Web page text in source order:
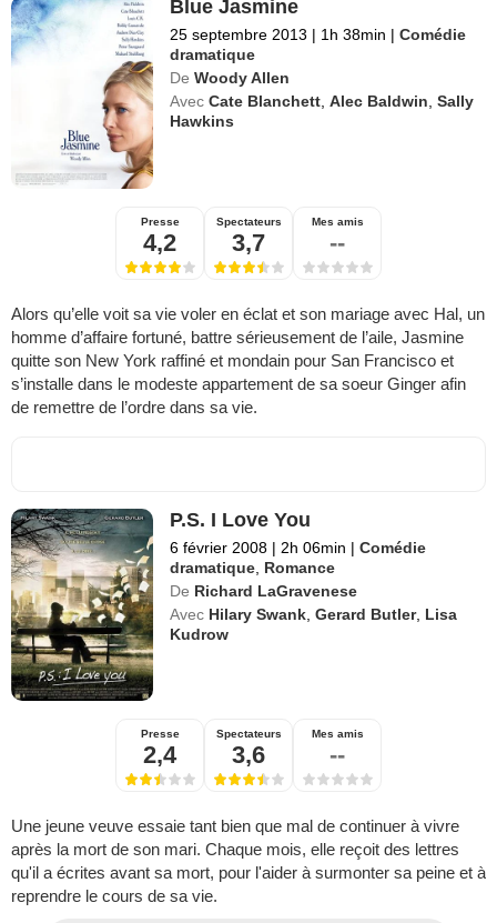
Blue Jasmine
25 septembre 2013 | 1h 38min | Comédie
dramatique
De Woody Allen
Avec Cate Blanchett ,Alec Baldwin ,Sally
Hawkins
Presse
4,2
Spectateurs
3,7
Mes amis
--
Alors qu’elle voit sa vie voler en éclat et son mariage avec Hal, un
homme d’affaire fortuné, battre sérieusement de l’aile, Jasmine
quitte son New York raffiné et mondain pour San Francisco et
s’installe dans le modeste appartement de sa soeur Ginger afin
de remettre de l’ordre dans sa vie.
P.S. I Love You
6 février 2008 | 2h 06min | Comédie
dramatique Romance
De Richard LaGravenese
Avec Hilary Swank ,Gerard Butler, Lisa
Kudrow
Presse
2,4
Spectateurs
3,6
Mes amis
--
Une jeune veuve essaie tant bien que mal de continuer à vivre
après la mort de son mari. Chaque mois, elle reçoit des lettres
qu'il a écrites avant sa mort, pour l'aider à surmonter sa peine et à
reprendre le cours de sa vie.